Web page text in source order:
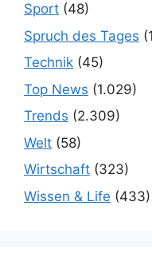
Sport (48)
Spruch des Tages
Technik (45)
Top News (1.029)
Trends (2.309)
Welt (58)
Wirtschaft (323)
Wissen & Life (433)